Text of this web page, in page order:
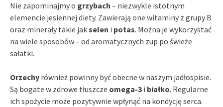
Nie zapominajmy o grzybach – niezwykle istotnym
elemencie jesiennej diety. Zawierają one witaminy z grupy B
oraz minerały takie jakselen i potas. Można je wykorzystać
na wiele sposobów – od aromatycznych zup po świeże
sałatki.
Orzechy również powinny być obecne w naszym jadłospisie.
Są bogate w zdrowe tłuszcze omega-3 i białko. Regularne
ich spożycie może pozytywnie wpłynąć na kondycję serca.